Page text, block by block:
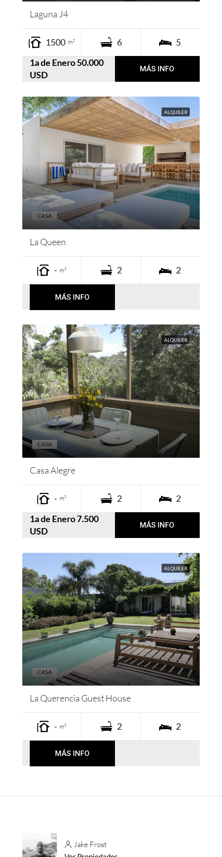
Laguna J4
1500 m² 6
5
1a de Enero 50.000
USD
MÁS INFO
ALQUILER
La Queen
- m² 2 2
CASA
MÁS INFO
ALQUILER
Casa Alegre
- m² 2 2
CASA
1a de Enero 7.500
USD
MÁS INFO
ALQUILER
La Querencia Guest House
- m² 2 2
CASA
MÁS INFO
Jake Frost